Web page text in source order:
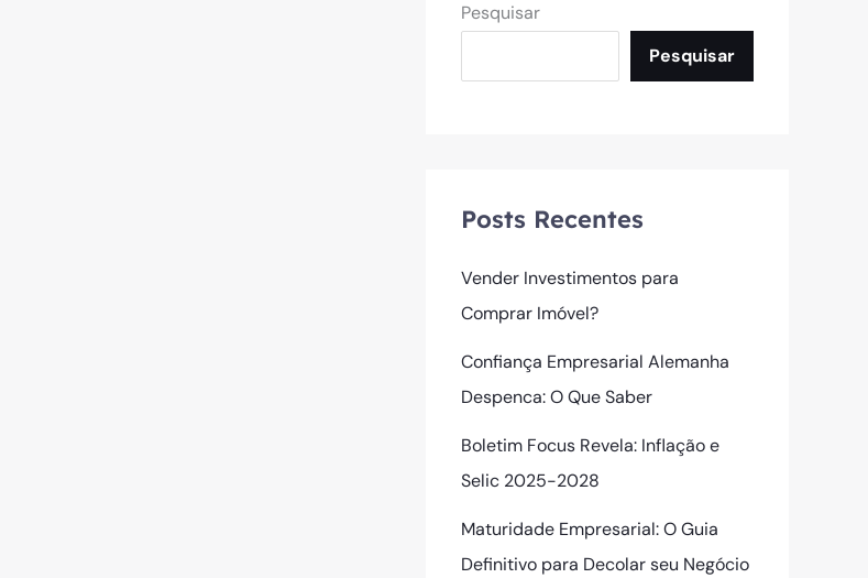
Pesquisar
Pesquisar
Posts Recentes
Vender Investimentos para
Comprar Imóvel?
Confiança Empresarial Alemanha
Despenca: O Que Saber
Boletim Focus Revela: Inflação e
Selic 2025-2028
Maturidade Empresarial: O Guia
Definitivo para Decolar seu Negócio